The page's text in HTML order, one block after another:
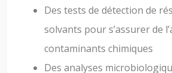
Des tests de détection de
solvants pour s’assurer de
contaminants chimiques
Des analyses